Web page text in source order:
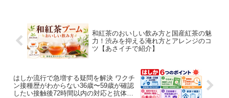
和紅茶のおいしい飲み方と国産紅茶の魅
力！渋みを抑える淹れ方とアレンジのコ
ツ【あさイチで紹介】
はしか流行で急増する疑問を解決 ワクチ
ン接種歴がわからない36歳〜59歳が確認
したい接触後72時間以内の対応と抗体検